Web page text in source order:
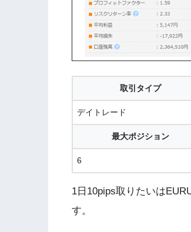
取引タイプ
デイトレード
最大ポジション
6
1日10pips取りたいは
す。